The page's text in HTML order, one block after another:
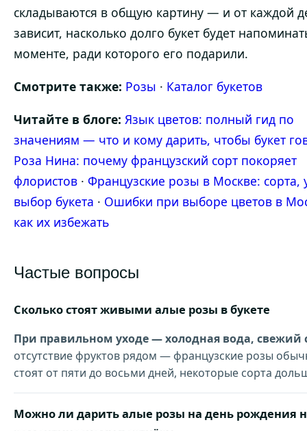
складываются в общую картину — и от каждой
зависит, насколько долго букет будет
моменте, ради которого его подарили.
Смотрите также: Розы · Каталог букетов
Читайте в блоге: Язык цветов: полный гид по
значениям — что и кому дарить, чтобы букет
Роза Нина: почему французский сорт покоряет
флористов · Французские розы в Москве: сорта,
выбор букета · Ошибки при выборе цветов в
как их избежать
Частые вопросы
Сколько стоят живыми алые розы в букете
При правильном уходе — холодная вода, свежий
отсутствие фруктов рядом — французские розы
стоят от пяти до восьми дней, некоторые сорта
Можно ли дарить алые розы на день рождения